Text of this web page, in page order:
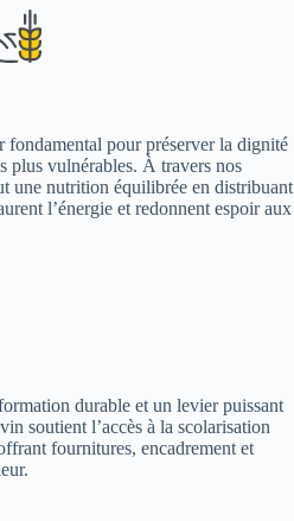
fondamental pour préserver la dignité
plus vulnérables. À travers nos
une nutrition équilibrée en distribuant
l’énergie et redonnent espoir aux
durable et un levier puissant
soutient l’accès à la scolarisation
fournitures, encadrement et